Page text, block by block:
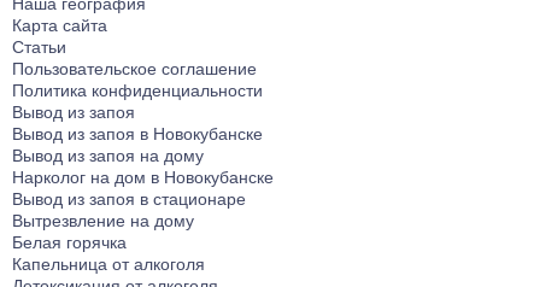
Карта сайта
Статьи
Пользовательское соглашение
Политика конфиденциальности
Вывод из запоя
Вывод из запоя в Новокубанске
Вывод из запоя на дому
Нарколог на дом в Новокубанске
Вывод из запоя в стационаре
Вытрезвление на дому
Белая горячка
Капельница от алкоголя